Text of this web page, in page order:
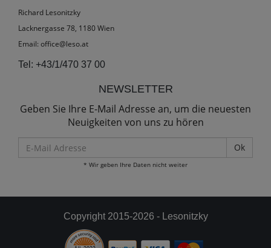
Richard Lesonitzky
Lacknergasse 78, 1180 Wien
Email: office@leso.at
Tel: +43/1/470 37 00
NEWSLETTER
Geben Sie Ihre E-Mail Adresse an, um die neuesten
Neuigkeiten von uns zu hören
Mail
Adresse
* Wir geben Ihre Daten nicht weiter
Copyright 2015-2026 - Lesonitzky